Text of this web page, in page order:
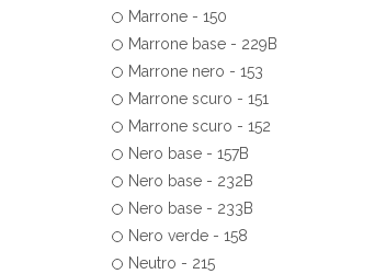
Marrone - 150
Marrone base - 229B
Marrone nero - 153
Marrone scuro - 151
Marrone scuro - 152
Nero base - 157B
Nero base - 232B
Nero base - 233B
Nero verde - 158
Neutro - 215